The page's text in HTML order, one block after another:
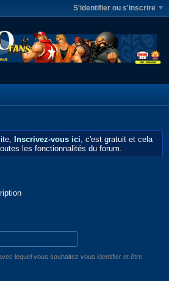
S'identifier ou s'inscrire
Inscrivez-vous ici, c'est gratuit et cela
les fonctionnalités du forum.
lequel vous souhaitez vous identifier et être